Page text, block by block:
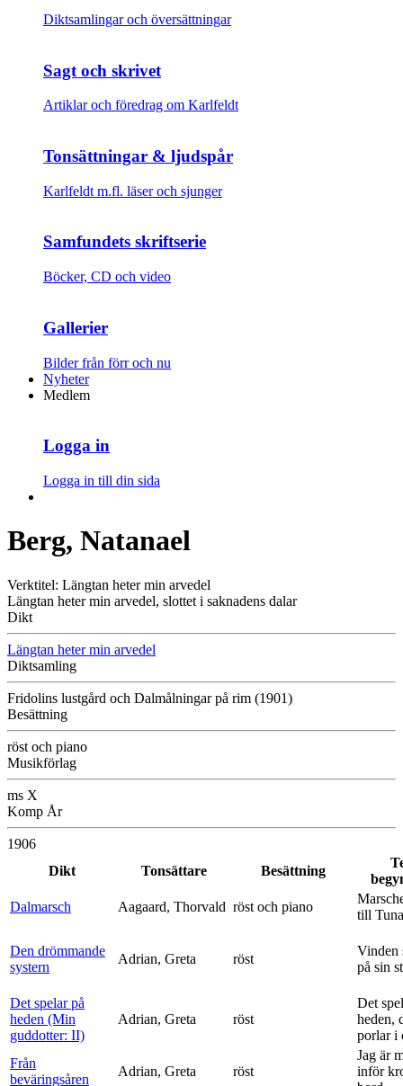
Diktsamlingar och översättningar
Sagt och skrivet
Artiklar och föredrag om Karlfeldt
Tonsättningar & ljudspår
Karlfeldt m.fl. läser och sjunger
Samfundets skriftserie
Böcker, CD och video
Gallerier
Bilder från förr och nu
Nyheter
Medlem
Logga in
Logga in till din sida
Berg, Natanael
Verktitel: Längtan heter min arvedel
Längtan heter min arvedel, slottet i saknadens dalar
Dikt
Längtan heter min arvedel
Diktsamling
Fridolins lustgård och Dalmålningar på rim (1901)
Besättning
röst och piano
Musikförlag
ms X
Komp År
1906
Dikt
Tonsättare Besättning
Dalmarsch
Aagaard, Thorvald röst och piano
till Tuna
Den drömmande
systern
Adrian, Greta röst
Vinden
på sin
Det spelar på
heden (Min
guddotter: II)
Adrian, Greta röst
Det
heden,
porlar i
Från
beväringsåren
Adrian, Greta röst
Jag är
inför